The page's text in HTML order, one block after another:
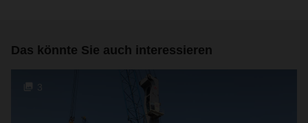
Das könnte Sie auch interessieren
3